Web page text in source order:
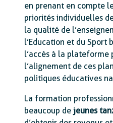
en prenant en compte
priorités individuelles
la qualité de
l’Education et du Sport
l’accès à la plateforme
l’alignement de ces
politiques éducatives
La formation
beaucoup de jeunes